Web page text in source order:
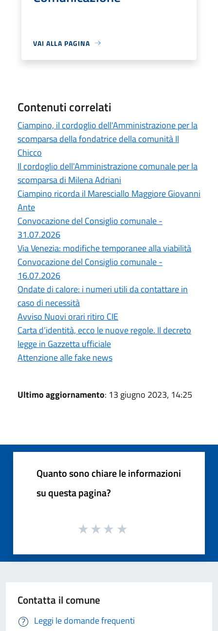
VAI ALLA PAGINA
Contenuti correlati
Ciampino, il cordoglio dell'Amministrazione per la
scomparsa della fondatrice della comunità Il
Chicco
Il cordoglio dell'Amministrazione comunale per la
scomparsa di Milena Adriani
Ciampino ricorda il Maresciallo Maggiore Giovanni
Ante
Convocazione del Consiglio comunale -
31.07.2026
Via Venezia: modifiche temporanee alla viabilità
Convocazione del Consiglio comunale -
16.07.2026
Ondate di calore: i numeri utili da contattare in
caso di necessità
Avviso Nuovi orari ritiro CIE
Carta d’identità, ecco le nuove regole. Il decreto
legge in Gazzetta ufficiale
Attenzione alle fake news
Ultimo aggiornamento: 13 giugno 2023, 14:25
Quanto sono chiare le informazioni
su questa pagina?
Contatta il comune
Leggi le domande frequenti